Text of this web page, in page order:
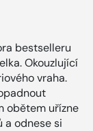
bestselleru
Okouzlující
vraha.
obětem uřízne
a odnese si